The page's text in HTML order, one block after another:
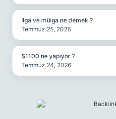
Ilga ve mülga ne demek ?
Temmuz 25, 2026
$1100 ne yapıyor ?
Temmuz 24, 2026